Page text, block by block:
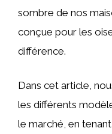
sombre de nos
conçue pour les
différence.
Dans cet article,
les différents
le marché, en